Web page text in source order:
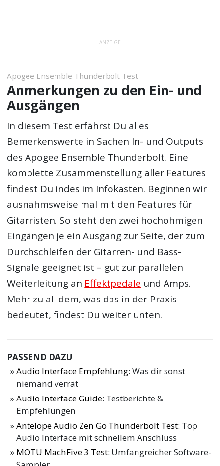
ANZEIGE
Apogee Ensemble Thunderbolt Test
Anmerkungen zu den Ein- und
Ausgängen
In diesem Test erfährst Du alles
Bemerkenswerte in Sachen In- und Outputs
des Apogee Ensemble Thunderbolt. Eine
komplette Zusammenstellung aller Features
findest Du indes im Infokasten. Beginnen wir
ausnahmsweise mal mit den Features für
Gitarristen. So steht den zwei hochohmigen
Eingängen je ein Ausgang zur Seite, der zum
Durchschleifen der Gitarren- und Bass-
Signale geeignet ist – gut zur parallelen
Weiterleitung an Effektpedale und Amps.
Mehr zu all dem, was das in der Praxis
bedeutet, findest Du weiter unten.
PASSEND DAZU
Audio Interface Empfehlung: Was dir sonst
niemand verrät
Audio Interface Guide: Testberichte &
Empfehlungen
Antelope Audio Zen Go Thunderbolt Test: Top
Audio Interface mit schnellem Anschluss
MOTU MachFive 3 Test: Umfangreicher Software-